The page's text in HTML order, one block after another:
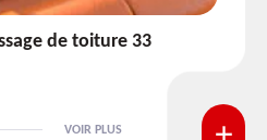
VOIR PLUS